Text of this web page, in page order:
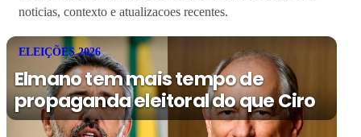
noticias, contexto e atualizacoes recentes.
ELEIÇÕES 2026
Elmano tem mais tempo de
propaganda eleitoral do que Ciro